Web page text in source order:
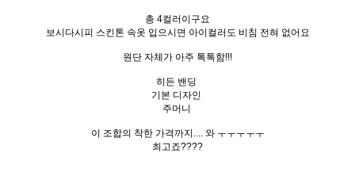
총 4컬러이구요
보시다시피 스킨톤 속옷 입으시면 아이컬러도 비침 전혀 없어요
원단 자체가 아주 톡톡함!!!
히든 밴딩
기본 디자인
주머니
이 조합의 착한 가격까지.... 와 ㅜㅜㅜㅜㅜ
최고죠????